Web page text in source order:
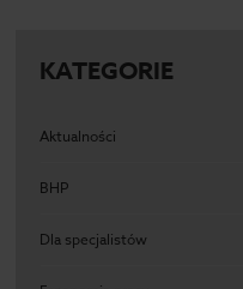
KATEGORIE
Aktualności
BHP
Dla specjalistów